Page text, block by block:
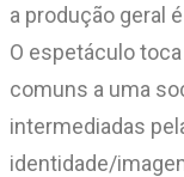
a produção geral
O espetáculo
comuns a uma
intermediadas
identidade/